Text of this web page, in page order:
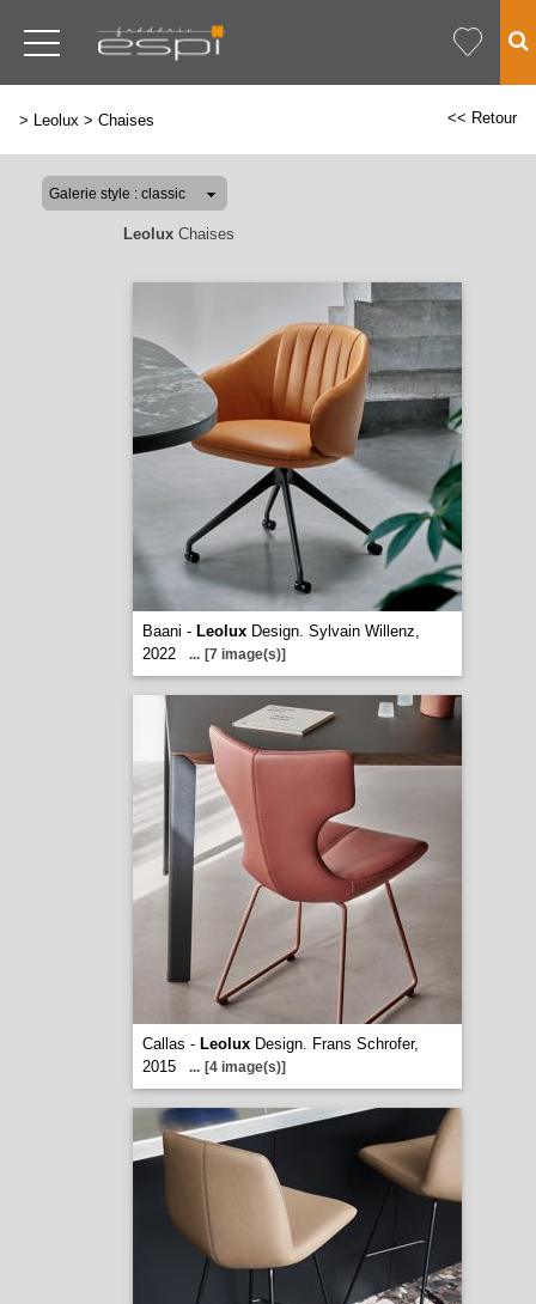
> Leolux > Chaises << Retour
LeoluxChaises
Baani - LeoluxDesign. Sylvain Willenz,
2022
... [7 image(s)]
Callas - LeoluxDesign. Frans Schrofer,
2015
... [4 image(s)]